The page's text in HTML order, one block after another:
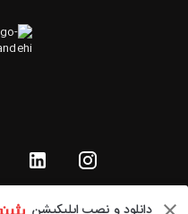
تمامی حقوق این